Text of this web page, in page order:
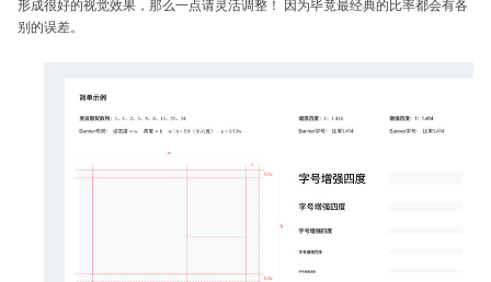
形成很好的视觉效果，那么一点请灵活调整！ 因为毕竟最经典的比率都会有各
别的误差。